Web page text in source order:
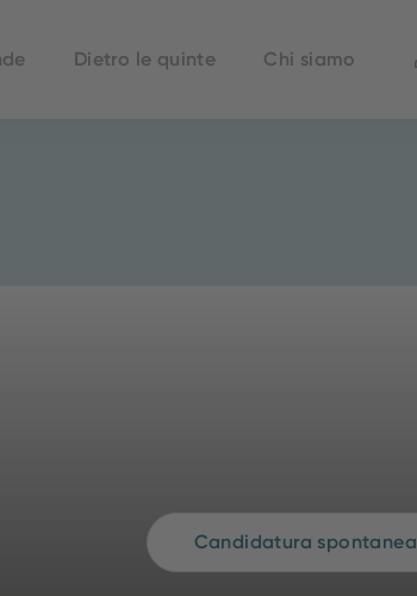
Dietro le quinte Chi siamo
Candidatura spontanea